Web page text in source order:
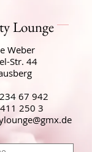
Lounge
Weber
Str. 44
234 67 942
411 250 3